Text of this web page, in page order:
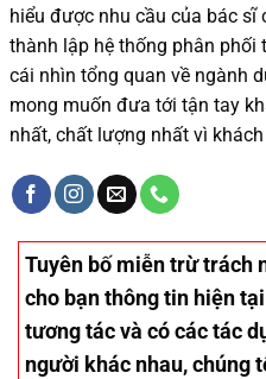
hiểu được nhu cầu của bác sĩ
thành lập hệ thống phân
cái nhìn tổng quan về ngành
mong muốn đưa tới tận tay
nhất, chất lượng nhất vì
Tuyên bố miễn trừ trách
cho bạn thông tin hiện
tương tác và có các tác
người khác nhau, chúng